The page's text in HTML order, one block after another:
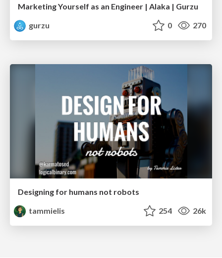
Marketing Yourself as an Engineer | Alaka | Gurzu
gurzu
0 270
Designing for humans not robots
tammielis
254 26k